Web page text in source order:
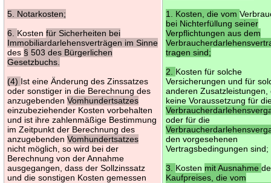
5. Notarkosten;
6. Kostenfür Sicherheiten bei
Immobiliardarlehensverträgen im Sinne
des § 503 des Bürgerlichen
Gesetzbuchs.
(4) Ist eine Änderung des Zinssatzes
oder sonstiger in die Berechnung des
anzugebendenVomhundertsatzes
einzubeziehender Kosten vorbehalten
und ist ihre zahlenmäßige Bestimmung
im Zeitpunkt der Berechnung des
anzugebendenVomhundertsatzes
nicht möglich, so wird bei der
Berechnung von der Annahme
ausgegangen, dass der Sollzinssatz
und die sonstigen Kosten gemessen
1. Kosten, die vom
bei Nichterfüllung seiner
Verpflichtungen aus dem
tragen sind;
2. Kosten für solche
Versicherungen und für
anderen Zusatzleistungen,
keine Voraussetzung für
oder für die
den vorgesehenen
Vertragsbedingungen sind;
3. Kosten mit Ausnahme
Kaufpreises, die vom